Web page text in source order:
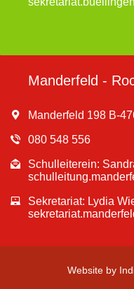
Manderfeld -
Manderfeld 198 B-
080 548 556
Schulleiterein:
Sekretariat: Lydia
Website by